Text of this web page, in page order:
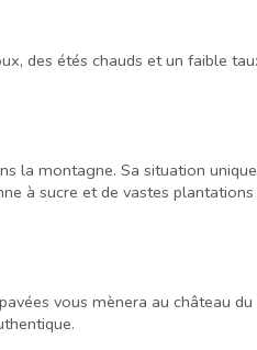
des étés chauds et un faible
la montagne. Sa situation
à sucre et de vastes
vous mènera au château